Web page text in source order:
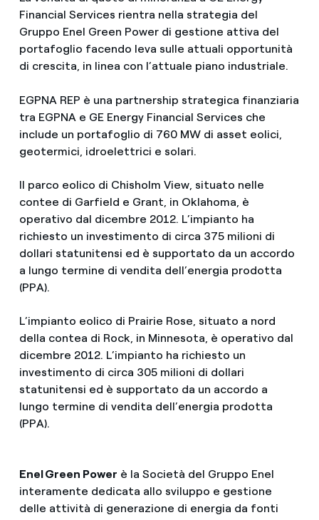
Financial Services rientra nella strategia del
Gruppo Enel Green Power di gestione attiva del
portafoglio facendo leva sulle attuali opportunità
di crescita, in linea con l’attuale piano industriale.
EGPNA REP è una partnership strategica finanziaria
tra EGPNA e GE Energy Financial Services che
include un portafoglio di 760 MW di asset eolici,
geotermici, idroelettrici e solari.
Il parco eolico di Chisholm View, situato nelle
contee di Garfield e Grant, in Oklahoma, è
operativo dal dicembre 2012. L’impianto ha
richiesto un investimento di circa 375 milioni di
dollari statunitensi ed è supportato da un accordo
a lungo termine di vendita dell’energia prodotta
(PPA).
L’impianto eolico di Prairie Rose, situato a nord
della contea di Rock, in Minnesota, è operativo dal
dicembre 2012. L’impianto ha richiesto un
investimento di circa 305 milioni di dollari
statunitensi ed è supportato da un accordo a
lungo termine di vendita dell’energia prodotta
(PPA).
Enel Green Power è la Società del Gruppo Enel
interamente dedicata allo sviluppo e gestione
delle attività di generazione di energia da fonti